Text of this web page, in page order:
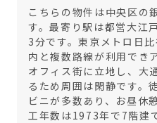
こちらの物件は中央区
す。最寄り駅は都営大江
3分です。東京メトロ日
内と複数路線が利用でき
オフィス街に立地し、大
るため周囲は閑静です。
ビニが多数あり、お昼休
工年数は1973年で7階建